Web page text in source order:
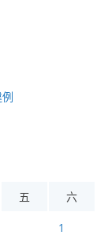
五 六
1